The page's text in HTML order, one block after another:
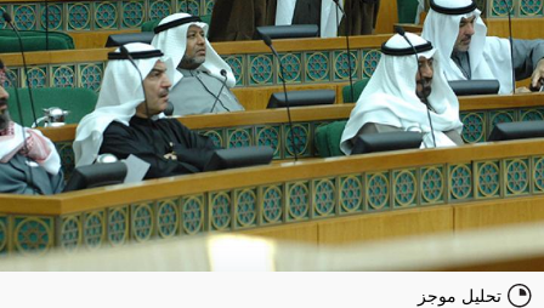
تحليل موجز